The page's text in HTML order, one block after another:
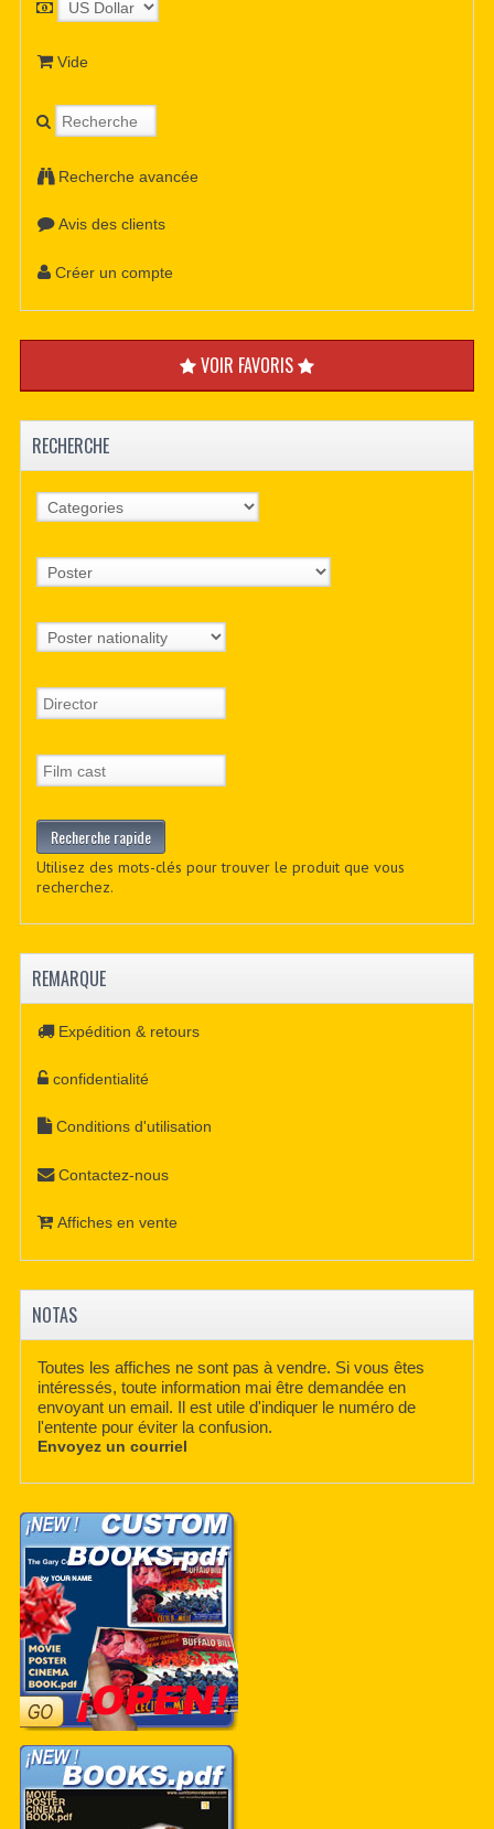
Vide
Recherche avancée
Avis des clients
Créer un compte
VOIR FAVORIS
RECHERCHE
Utilisez des mots-clés pour trouver le produit que vous
recherchez.
REMARQUE
Expédition & retours
confidentialité
Conditions d'utilisation
Contactez-nous
Affiches en vente
NOTAS
Toutes les affiches ne sont pas à vendre. Si vous êtes
intéressés, toute information mai être demandée en
envoyant un email. Il est utile d'indiquer le numéro de
l'entente pour éviter la confusion.
Envoyez un courriel